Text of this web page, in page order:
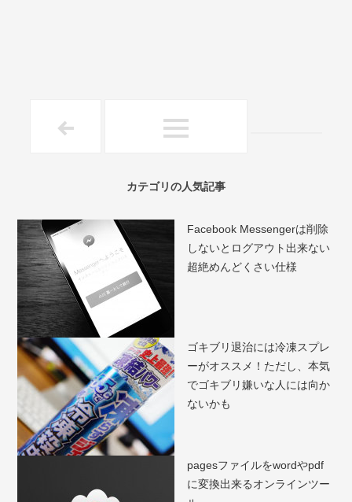
カテゴリの人気記事
Facebook Messengerは削除
しないとログアウト出来ない
超絶めんどくさい仕様
ゴキブリ退治には冷凍スプレ
ーがオススメ！ただし、本気
でゴキブリ嫌いな人には向か
ないかも
pagesファイルをwordやpdf
に変換出来るオンラインツー